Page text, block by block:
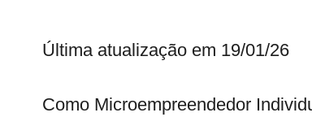
Última atualização em 19/01/26
Como Microempreendedor